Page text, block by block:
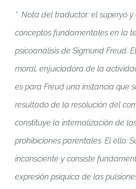
* Nota del traductor: el superyó y
conceptos fundamentales en la
psicoanálisis de Sigmund Freud.
moral, enjuiciadora de la
es para Freud una instancia que
resultado de la resolución del
constituye la internalización de
prohibiciones parentales. El ello:
inconsciente y consiste
expresión psíquica de las